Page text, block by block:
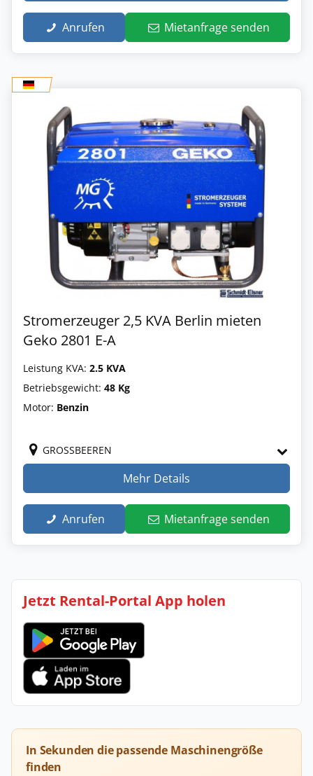
Anrufen Mietanfrage senden
Stromerzeuger 2,5 KVA Berlin mieten
Geko 2801 E-A
Leistung KVA: 2.5 KVA
Betriebsgewicht: 48 Kg
Motor: Benzin
GROSSBEEREN
Mehr Details
Anrufen Mietanfrage senden
Jetzt Rental-Portal App holen
In Sekunden die passende Maschinengröße
finden